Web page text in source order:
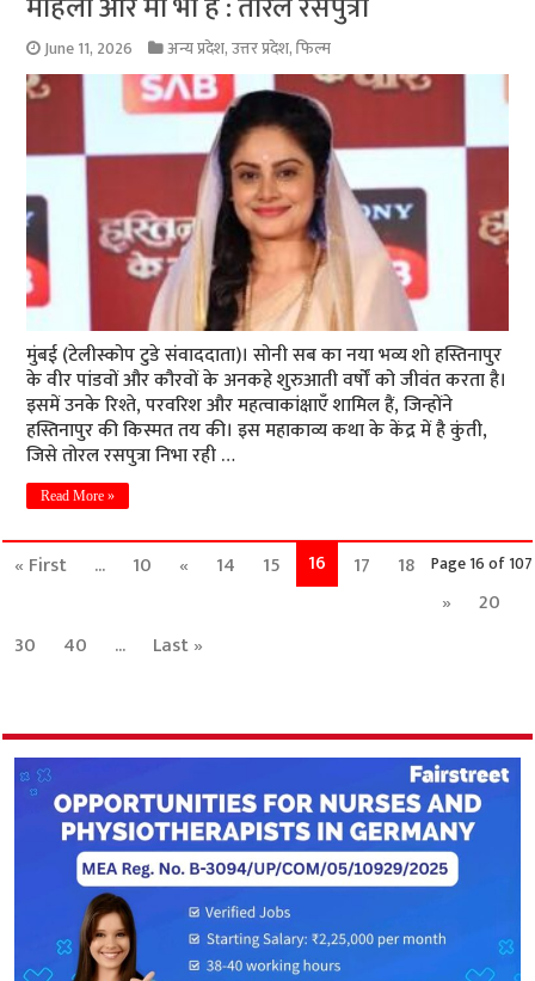
June 11, 2026 अन्य प्रदेश,उत्तर प्रदेश,फिल्म
मुंबई (टेलीस्कोप टुडे संवाददाता)। सोनी सब का नया भव्य शो हस्तिनापुर
के वीर पांडवों और कौरवों के अनकहे शुरुआती वर्षों को जीवंत करता है।
इसमें उनके रिश्ते, परवरिश और महत्वाकांक्षाएँ शामिल हैं, जिन्होंने
हस्तिनापुर की किस्मत तय की। इस महाकाव्य कथा के केंद्र में है कुंती,
जिसे तोरल रसपुत्रा निभा रही …
Read More »
Page 16 of 107
« First ... 10 « 14 15 16 17
18
»
20
30
40 ... Last »